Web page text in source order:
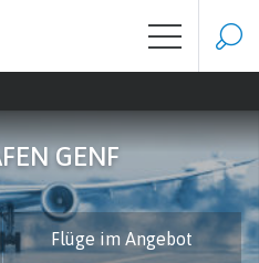
GENF
Flüge im Angebot